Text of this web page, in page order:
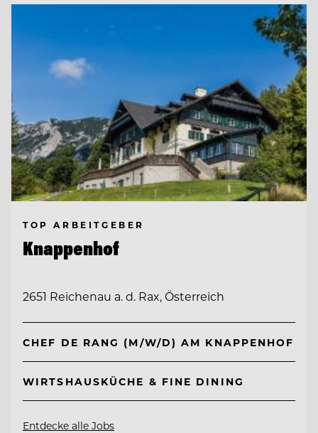
TOP ARBEITGEBER
Knappenhof
2651 Reichenau a. d. Rax, Österreich
CHEF DE RANG (M/W/D) AM KNAPPENHOF
WIRTSHAUSKÜCHE & FINE DINING
Entdecke alle Jobs